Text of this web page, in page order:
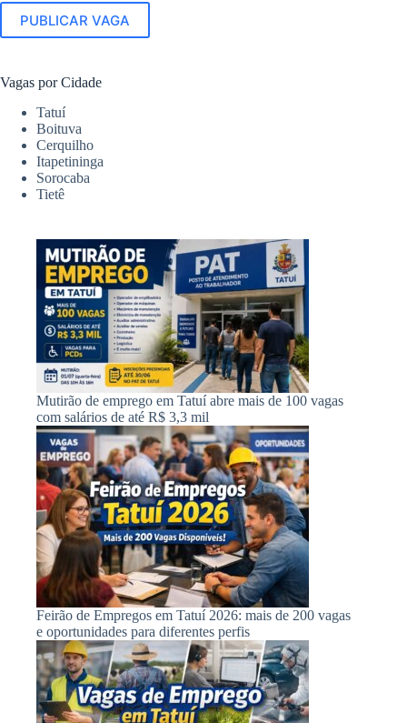
PUBLICAR VAGA
Vagas por Cidade
Tatuí
Boituva
Cerquilho
Itapetininga
Sorocaba
Tietê
Mutirão de emprego em Tatuí abre mais de 100 vagas
com salários de até R$ 3,3 mil
Feirão de Empregos em Tatuí 2026: mais de 200 vagas
e oportunidades para diferentes perfis